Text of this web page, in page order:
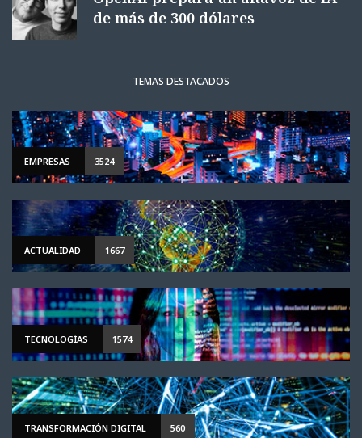
de más de 300 dólares
TEMAS DESTACADOS
EMPRESAS 3524
ACTUALIDAD 1667
TECNOLOGÍAS 1574
TRANSFORMACIÓN DIGITAL 560